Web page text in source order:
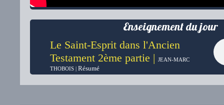
Enseignement du jour
Le Saint-Esprit dans l'Ancien
Testament 2ème partie | JEAN-MARC
THOBOIS | Résumé